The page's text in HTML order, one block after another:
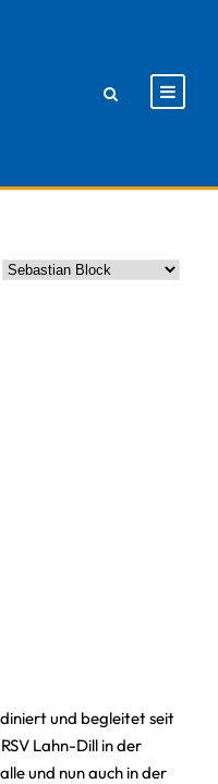
und begleitet seit
Lahn-Dill in der
und nun auch in der